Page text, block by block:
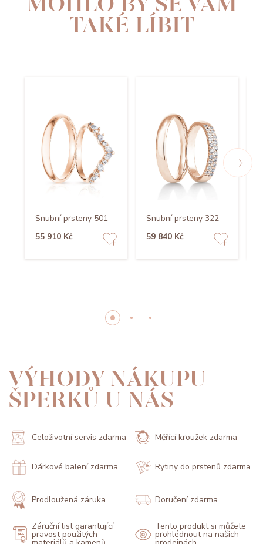
TAKÉ LÍBIT
Snubní prsteny 501
55 910 Kč
Snubní prsteny 322
59 840 Kč
VÝHODY NÁKUPU
ŠPERKŮ U NÁS
Celoživotní servis zdarma Měřící kroužek zdarma
Dárkové balení zdarma Rytiny do prstenů zdarma
Prodloužená záruka Doručení zdarma
Záruční list garantující
pravost použitých
Tento produkt si můžete
prohlédnout na našich